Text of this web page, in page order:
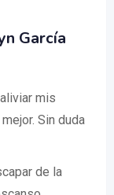
García
mis
Sin duda
de la